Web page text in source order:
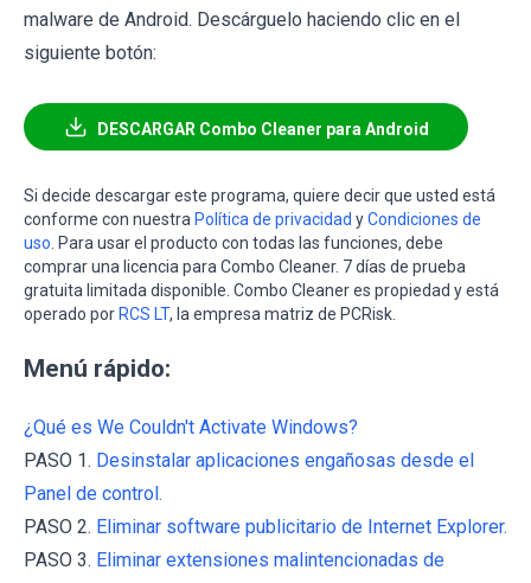
malware de Android. Descárguelo haciendo clic en el
siguiente botón:
DESCARGAR Combo Cleaner para Android
Si decide descargar este programa, quiere decir que usted está
conforme con nuestra Política de privacidad yCondiciones de
uso. Para usar el producto con todas las funciones, debe
comprar una licencia para Combo Cleaner. 7 días de prueba
gratuita limitada disponible. Combo Cleaner es propiedad y está
operado por RCS LT, la empresa matriz de PCRisk.
Menú rápido:
¿Qué es We Couldn't Activate Windows?
PASO 1. Desinstalar aplicaciones engañosas desde el
Panel de control.
PASO 2. Eliminar software publicitario de Internet Explorer.
PASO 3. Eliminar extensiones malintencionadas de